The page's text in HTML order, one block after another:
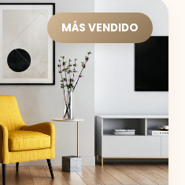
MÁS VENDIDO